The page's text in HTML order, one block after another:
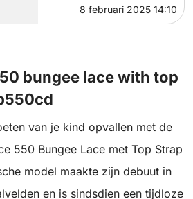
8 februari 2025 14:10
bungee lace with top
van je kind opvallen met de
550 Bungee Lace met Top Strap
model maakte zijn debuut in
en is sindsdien een tijdloze